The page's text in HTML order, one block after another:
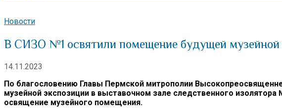
Новости
В СИЗО №1 освятили помещение будущей музейной
14.11.2023
По благословению Главы Пермской митрополии
музейной экспозиции в выставочном зале следственного
освящение музейного помещения.